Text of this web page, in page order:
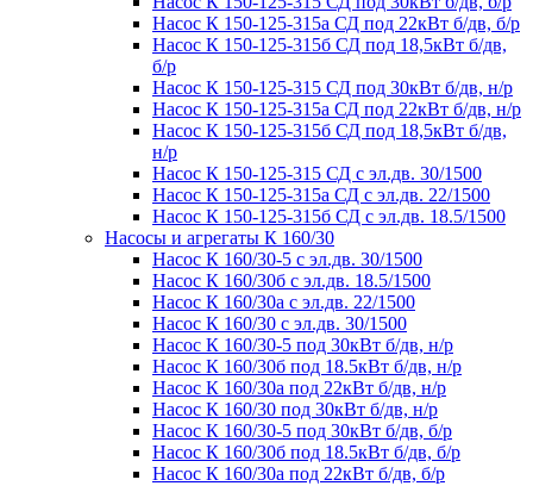
Насос К 150-125-315а СД под 22кВт б/дв, б/р
Насос К 150-125-315б СД под 18,5кВт б/дв,
б/р
Насос К 150-125-315 СД под 30кВт б/дв, н/р
Насос К 150-125-315а СД под 22кВт б/дв, н/р
Насос К 150-125-315б СД под 18,5кВт б/дв,
н/р
Насос К 150-125-315 СД с эл.дв. 30/1500
Насос К 150-125-315а СД с эл.дв. 22/1500
Насос К 150-125-315б СД с эл.дв. 18.5/1500
Насосы и агрегаты К 160/30
Насос К 160/30-5 с эл.дв. 30/1500
Насос К 160/30б с эл.дв. 18.5/1500
Насос К 160/30а с эл.дв. 22/1500
Насос К 160/30 с эл.дв. 30/1500
Насос К 160/30-5 под 30кВт б/дв, н/р
Насос К 160/30б под 18.5кВт б/дв, н/р
Насос К 160/30а под 22кВт б/дв, н/р
Насос К 160/30 под 30кВт б/дв, н/р
Насос К 160/30-5 под 30кВт б/дв, б/р
Насос К 160/30б под 18.5кВт б/дв, б/р
Насос К 160/30а под 22кВт б/дв, б/р